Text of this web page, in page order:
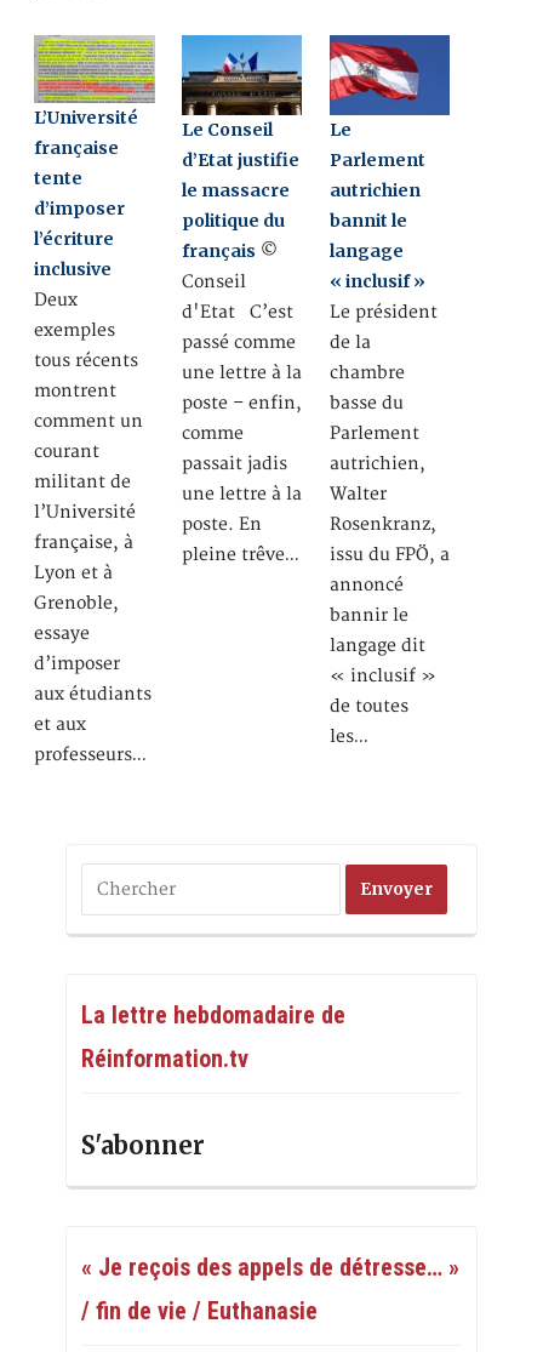
L’Université
française
tente
d’imposer
l’écriture
inclusive
Deux
exemples
tous récents
montrent
comment un
courant
militant de
l’Université
française, à
Lyon et à
Grenoble,
essaye
d’imposer
aux étudiants
et aux
professeurs…
Le Conseil
d’Etat justifie
le massacre
politique du
français ©
Conseil
d'Etat C’est
passé comme
une lettre à la
poste – enfin,
comme
passait jadis
une lettre à la
poste. En
pleine trêve…
Le
Parlement
autrichien
bannit le
langage
« inclusif »
Le président
de la
chambre
basse du
Parlement
autrichien,
Walter
Rosenkranz,
issu du FPÖ, a
annoncé
bannir le
langage dit
« inclusif »
de toutes
les…
La lettre hebdomadaire de
Réinformation.tv
S'abonner
« Je reçois des appels de détresse… »
/ fin de vie / Euthanasie